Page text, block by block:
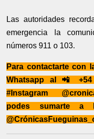
Las autoridades
emergencia la
números 911 o 103.
Para contactarte con
Whatsapp al 📲
#Instagram
podes sumarte a